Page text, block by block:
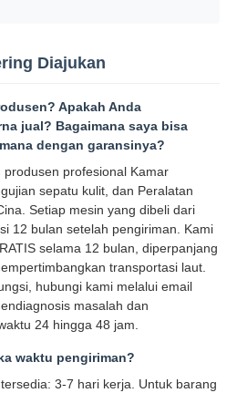
Diajukan
Apakah Anda
jual? Bagaimana saya bisa
dengan garansinya?
profesional Kamar
sepatu kulit, dan Peralatan
Setiap mesin yang dibeli dari
12 bulan setelah pengiriman. Kami
selama 12 bulan, diperpanjang
transportasi laut.
hubungi kami melalui email
masalah dan
24 hingga 48 jam.
waktu pengiriman?
3-7 hari kerja. Untuk barang